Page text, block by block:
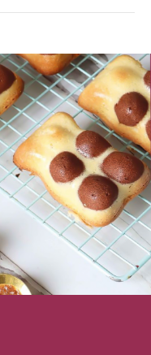
; humectant : E422 ;
E330 ; arômes,
: E202 ​;
énergétiques
: 7 g – dont acides
dont sucres : 80 g /
d’œufs, lait, fruits à
film alimentaire mis